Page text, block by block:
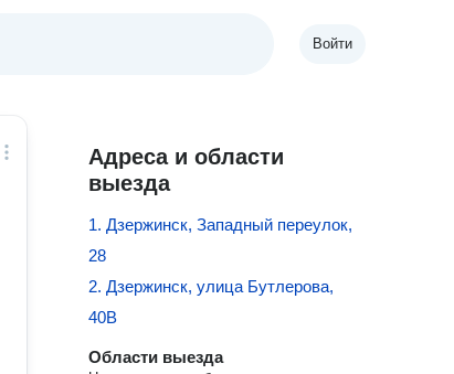
Войти
Адреса и области
выезда
1. Дзержинск, Западный переулок,
28
2. Дзержинск, улица Бутлерова,
40В
Области выезда